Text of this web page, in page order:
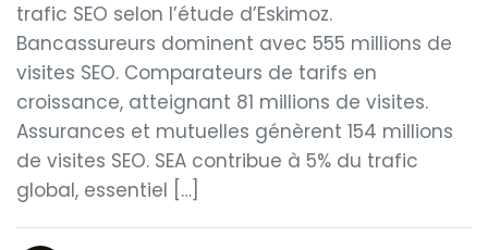
trafic SEO selon l’étude d’Eskimoz.
Bancassureurs dominent avec 555 millions de
visites SEO. Comparateurs de tarifs en
croissance, atteignant 81 millions de visites.
Assurances et mutuelles génèrent 154 millions
de visites SEO. SEA contribue à 5% du trafic
global, essentiel […]